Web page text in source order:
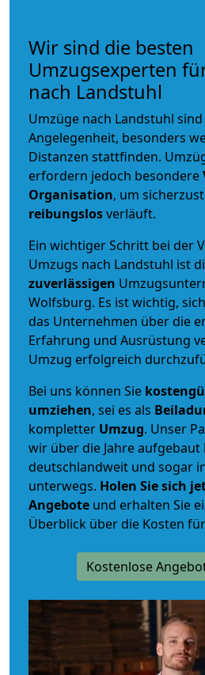
Wir sind die besten
Umzugsexperten
nach Landstuhl
Umzüge nach Landstuhl
Angelegenheit, besonders
Distanzen stattfinden.
erfordern jedoch besondere
Organisation, um
reibungslosverläuft.
Ein wichtiger Schritt bei der
Umzugs nach Landstuhl ist
zuverlässigen
Wolfsburg. Es ist wichtig,
das Unternehmen über die
Erfahrung und Ausrüstung
Umzug erfolgreich
Bei uns können Sie
umziehen, sei es als
kompletter Umzug. Unser
wir über die Jahre aufgebaut
deutschlandweit und sogar
unterwegs. Holen Sie sich
Angebote und erhalten Sie
Überblick über die Kosten
Kostenlose